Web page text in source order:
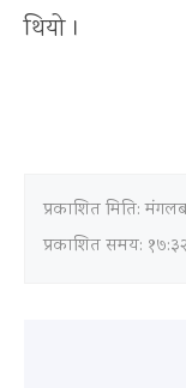
थियो ।
प्रकाशित मिति:
प्रकाशित समय: